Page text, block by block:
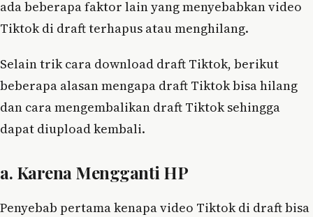
ada beberapa faktor lain yang menyebabkan video
Tiktok di draft terhapus atau menghilang.
Selain trik cara download draft Tiktok, berikut
beberapa alasan mengapa draft Tiktok bisa hilang
dan cara mengembalikan draft Tiktok sehingga
dapat diupload kembali.
a. Karena Mengganti HP
Penyebab pertama kenapa video Tiktok di draft bisa